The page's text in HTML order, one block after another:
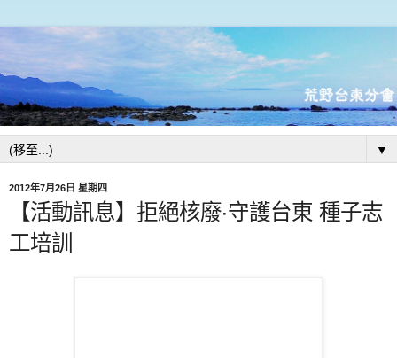
▼
2012年7月26日 星期四
【活動訊息】拒絕核廢‧守護台東 種子志
工培訓